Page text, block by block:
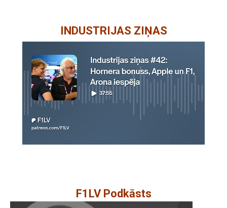
INDUSTRIJAS ZIŅAS
F1LV Podkāsts